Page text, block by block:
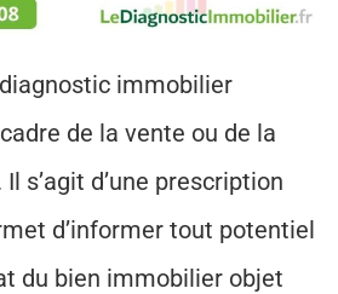
immobilier
de la vente ou de la
s’agit d’une prescription
d’informer tout potentiel
du bien immobilier objet